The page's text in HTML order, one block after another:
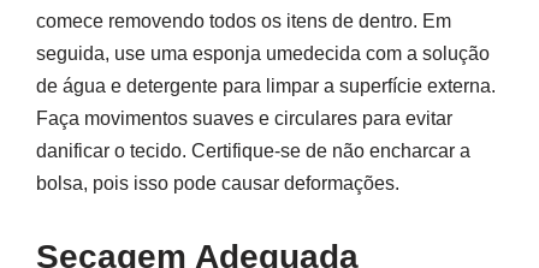
comece removendo todos os itens de dentro. Em
seguida, use uma esponja umedecida com a solução
de água e detergente para limpar a superfície externa.
Faça movimentos suaves e circulares para evitar
danificar o tecido. Certifique-se de não encharcar a
bolsa, pois isso pode causar deformações.
Secagem Adequada